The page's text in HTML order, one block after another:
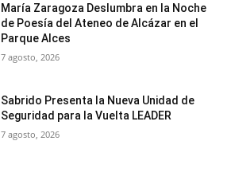
María Zaragoza Deslumbra en la Noche
de Poesía del Ateneo de Alcázar en el
Parque Alces
7 agosto, 2026
Sabrido Presenta la Nueva Unidad de
Seguridad para la Vuelta LEADER
7 agosto, 2026